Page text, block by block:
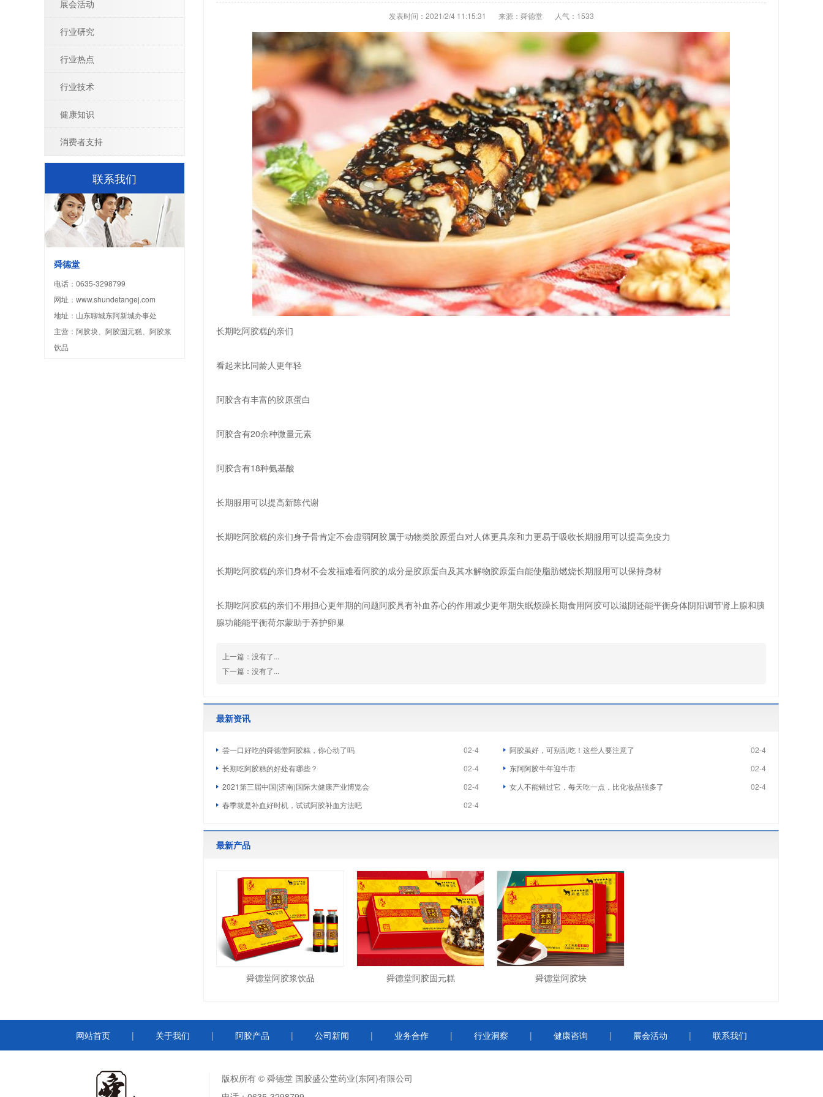
发表时间：2021/2/4 11:15:31 来源：舜德堂 人气：1533
长期吃阿胶糕的亲们
看起来比同龄人更年轻
阿胶含有丰富的胶原蛋白
阿胶含有20余种微量元素
阿胶含有18种氨基酸
长期服用可以提高新陈代谢
长期吃阿胶糕的亲们身子骨肯定不会虚弱阿胶属于动物类胶原蛋白对人体更具亲和力更易于吸收长期服用可以提高免疫力
长期吃阿胶糕的亲们身材不会发福难看阿胶的成分是胶原蛋白及其水解物胶原蛋白能使脂肪燃烧长期服用可以保持身材
长期吃阿胶糕的亲们不用担心更年期的问题阿胶具有补血养心的作用减少更年期失眠烦躁长期食用阿胶可以滋阴还能平衡身体阴阳调节肾上腺和胰
腺功能能平衡荷尔蒙助于养护卵巢
上一篇：没有了...
下一篇：没有了...
最新资讯
02-4
尝一口好吃的舜德堂阿胶糕，你心动了吗 02-4
阿胶虽好，可别乱吃！这些人要注意了
02-4
长期吃阿胶糕的好处有哪些？ 02-4
东阿阿胶牛年迎牛市
02-4
2021第三届中国(济南)国际大健康产业博览会 02-4
女人不能错过它，每天吃一点，比化妆品强多了
02-4
春季就是补血好时机，试试阿胶补血方法吧
最新产品
舜德堂阿胶浆饮品 舜德堂阿胶固元糕 舜德堂阿胶块
展会活动
行业研究
行业热点
行业技术
健康知识
消费者支持
联系我们
舜德堂
电话：0635-3298799
网址： www.shundetangej.com
地址：山东聊城东阿新城办事处
主营：阿胶块、阿胶固元糕、阿胶浆
饮品
网站首页 | 关于我们 | 阿胶产品 | 公司新闻 | 业务合作 | 行业洞察 | 健康咨询 | 展会活动 | 联系我们
版权所有 © 舜德堂 国胶盛公堂药业(东阿)有限公司